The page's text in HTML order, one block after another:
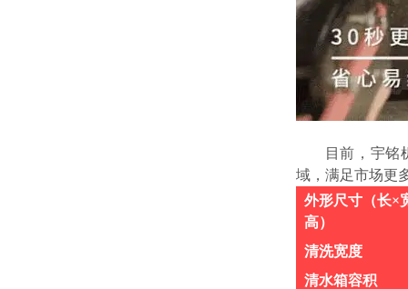
目前， 宇铭
域，满足市场更
外形尺寸（长×
高）
清洗宽度
清水箱容积